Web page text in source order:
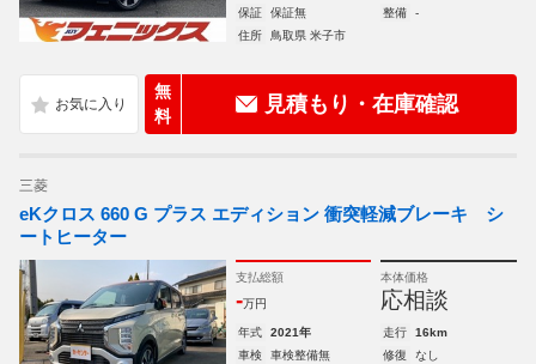
保証
保証無 整備
-
住所
鳥取県 米子市
無
料
見積もり・在庫確認
三菱
eKクロス 660 G プラス エディション 衝突軽減ブレーキ シ
ートヒーター
支払総額
-万円
本体価格
応相談
年式 2021年 走行
16km
車検
車検整備無 修復
なし